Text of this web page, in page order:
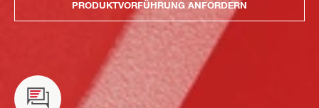
PRODUKTVORFÜHRUNG ANFORDERN